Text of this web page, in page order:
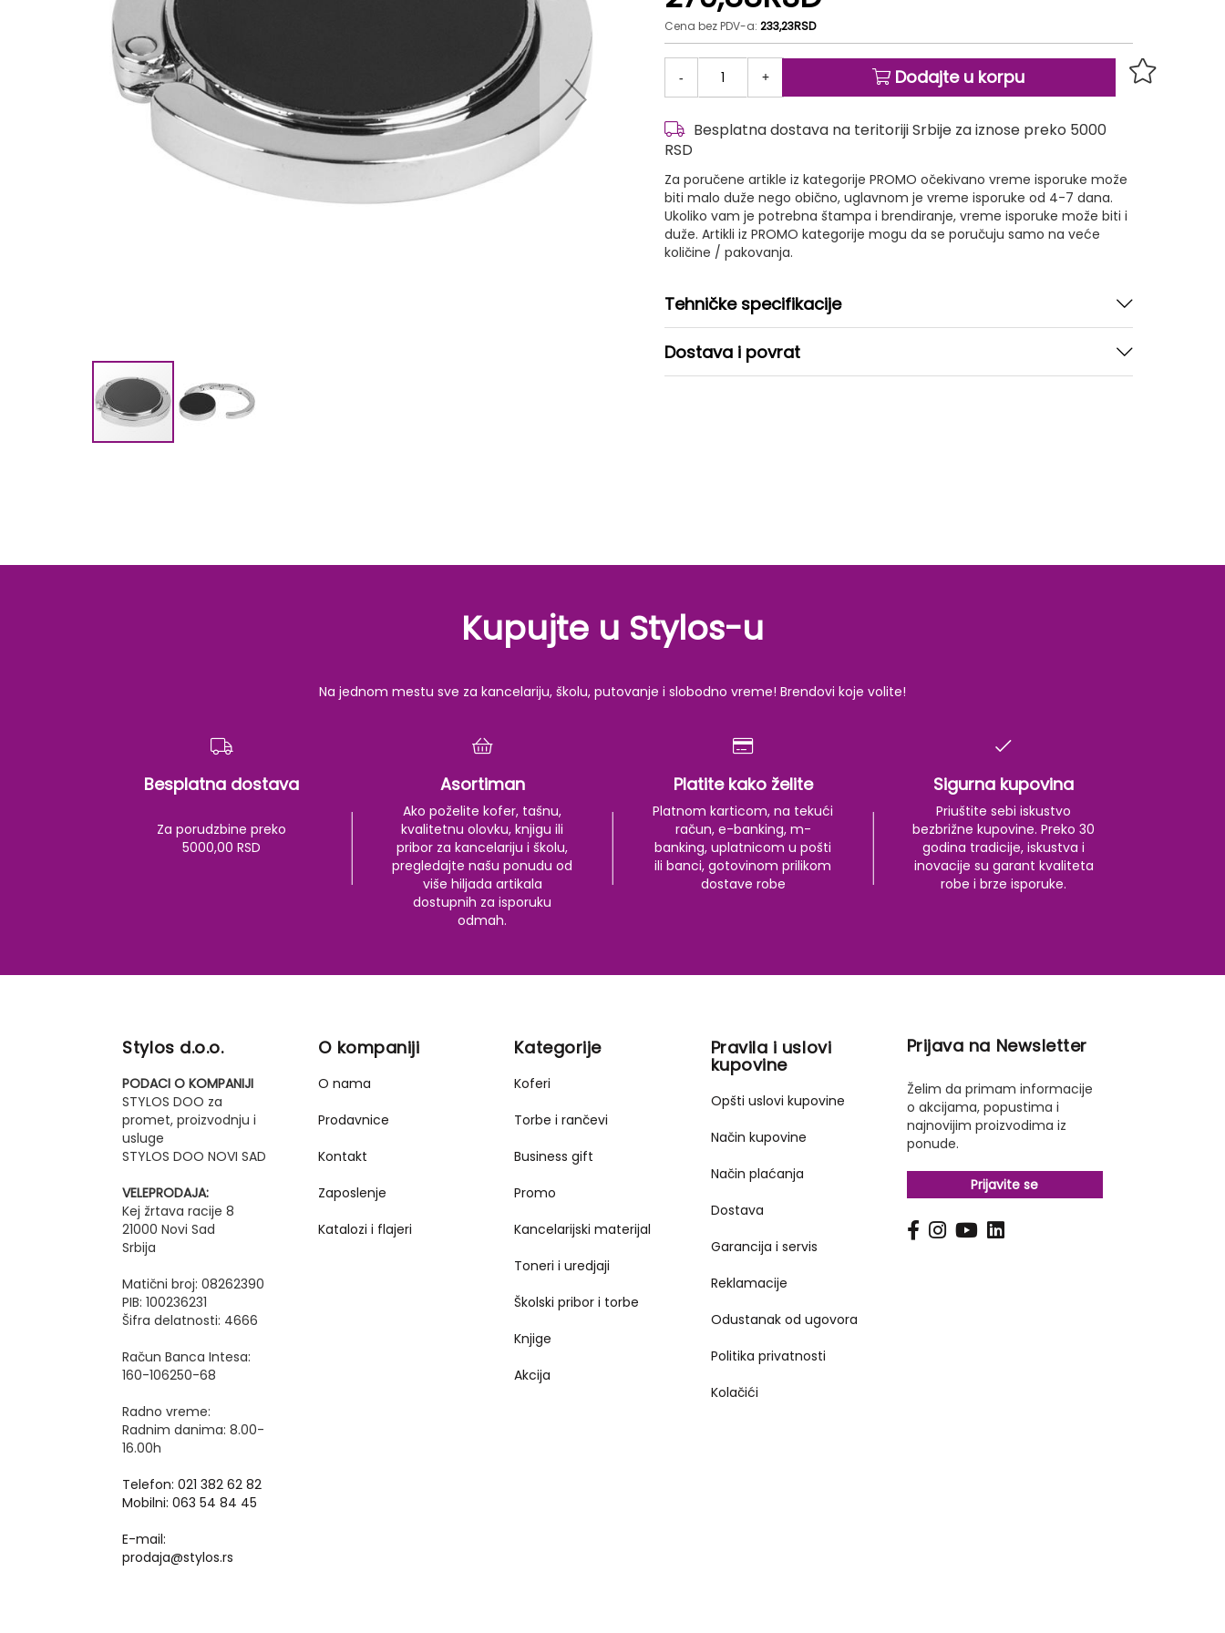
Cena bez PDV-a:233,23RSD
- + Dodajte u korpu
Besplatna dostava na teritoriji Srbije za iznose preko 5000
RSD
Za poručene artikle iz kategorije PROMO očekivano vreme isporuke može
biti malo duže nego obično, uglavnom je vreme isporuke od 4-7 dana.
Ukoliko vam je potrebna štampa i brendiranje, vreme isporuke može biti i
duže. Artikli iz PROMO kategorije mogu da se poručuju samo na veće
količine / pakovanja.
Tehničke specifikacije
Dostava i povrat
images
Kupujte u Stylos-u
Na jednom mestu sve za kancelariju, školu, putovanje i slobodno vreme! Brendovi koje volite!
Besplatna dostava
Za porudzbine preko
5000,00 RSD
Asortiman
Ako poželite kofer, tašnu,
kvalitetnu olovku, knjigu ili
pribor za kancelariju i školu,
pregledajte našu ponudu od
više hiljada artikala
dostupnih za isporuku
odmah.
Platite kako želite
Platnom karticom, na tekući
račun, e-banking, m-
banking, uplatnicom u pošti
ili banci, gotovinom prilikom
dostave robe
Sigurna kupovina
Priuštite sebi iskustvo
bezbrižne kupovine. Preko 30
godina tradicije, iskustva i
inovacije su garant kvaliteta
robe i brze isporuke.
Stylos d.o.o.
PODACI O KOMPANIJI
STYLOS DOO za
promet, proizvodnju i
usluge
STYLOS DOO NOVI SAD
VELEPRODAJA:
Kej žrtava racije 8
21000 Novi Sad
Srbija
Matični broj: 08262390
PIB: 100236231
Šifra delatnosti: 4666
Račun Banca Intesa:
160-106250-68
Radno vreme:
Radnim danima: 8.00-
16.00h
Telefon: 021 382 62 82
Mobilni: 063 54 84 45
E-mail:
prodaja@stylos.rs
O kompaniji
O nama
Prodavnice
Kontakt
Zaposlenje
Katalozi i flajeri
Kategorije
Koferi
Torbe i rančevi
Business gift
Promo
Kancelarijski materijal
Toneri i uredjaji
Školski pribor i torbe
Knjige
Akcija
Pravila i uslovi
kupovine
Opšti uslovi kupovine
Način kupovine
Način plaćanja
Dostava
Garancija i servis
Reklamacije
Odustanak od ugovora
Politika privatnosti
Kolačići
Prijava na Newsletter
Želim da primam informacije
o akcijama, popustima i
najnovijim proizvodima iz
ponude.
Prijavite se